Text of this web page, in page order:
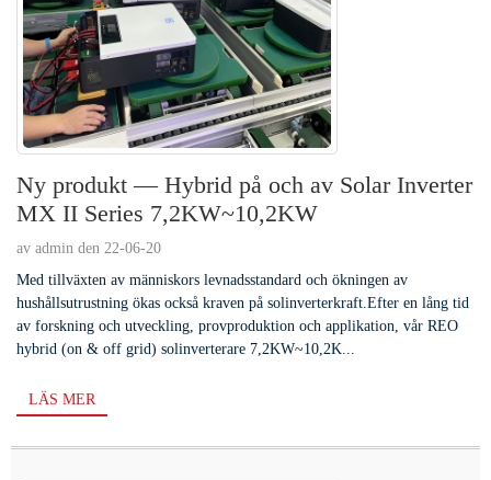
Ny produkt — Hybrid på och av Solar Inverter
MX II Series 7,2KW~10,2KW
av admin den 22-06-20
Med tillväxten av människors levnadsstandard och ökningen av
hushållsutrustning ökas också kraven på solinverterkraft.Efter en lång tid
av forskning och utveckling, provproduktion och applikation, vår REO
hybrid (on & off grid) solinverterare 7,2KW~10,2K...
LÄS MER